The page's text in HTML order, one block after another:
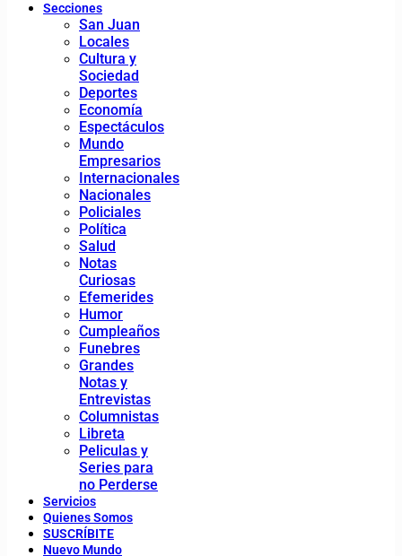
Secciones
San Juan
Locales
Cultura y
Sociedad
Deportes
Economía
Espectáculos
Mundo
Empresarios
Internacionales
Nacionales
Policiales
Política
Salud
Notas
Curiosas
Efemerides
Humor
Cumpleaños
Funebres
Grandes
Notas y
Entrevistas
Columnistas
Libreta
Peliculas y
Series para
no Perderse
Servicios
Quienes Somos
SUSCRÍBITE
Nuevo Mundo